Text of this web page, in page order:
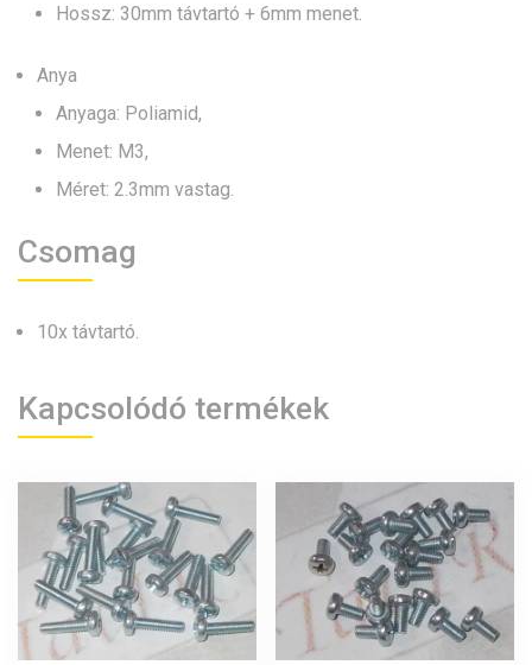
Hossz: 30mm távtartó + 6mm menet.
Anya
Anyaga: Poliamid,
Menet: M3,
Méret: 2.3mm vastag.
Csomag
10x távtartó.
Kapcsolódó termékek